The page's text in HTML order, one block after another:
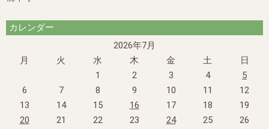
カレンダー
2026年7月
月
火 水 木 金 土
日
1
2 3 4
5
6
7 8 9 10 11
12
13
14 15 16 17 18
19
20
21 22 23 24 25
26